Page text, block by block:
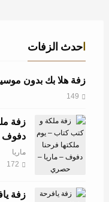
احدث الزفات
زفة هلا بك بدون
149
زفة
دفوف
ماريا
172
زفة